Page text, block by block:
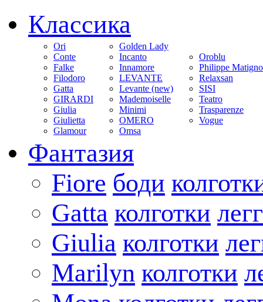
Классика
Ori
Conte
Falke
Filodoro
Gatta
GIRARDI
Giulia
Giulietta
Glamour
Golden Lady
Incanto
Innamore
LEVANTE
Levante (new)
Mademoiselle
Minimi
OMERO
Omsa
Oroblu
Philippe
Relaxsan
SISI
Teatro
Trasparenze
Vogue
Фантазия
Fiore боди
Gatta колготки
Giulia колготки
Marilyn колготки